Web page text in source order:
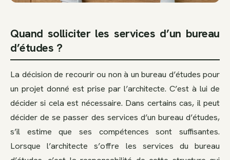
Quand solliciter les services d’un bureau
d’études ?
La décision de recourir ou non à un bureau d’études pour
un projet donné est prise par l’architecte. C’est à lui de
décider si cela est nécessaire. Dans certains cas, il peut
décider de se passer des services d’un bureau d’études,
s’il estime que ses compétences sont suffisantes.
Lorsque l’architecte s’offre les services du bureau